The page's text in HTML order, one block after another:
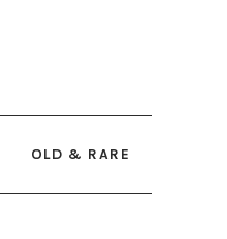
OLD & RARE